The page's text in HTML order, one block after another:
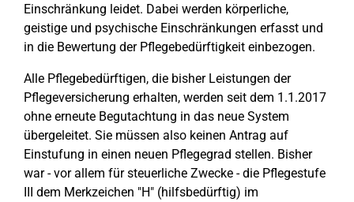
Einschränkung leidet. Dabei werden körperliche,
geistige und psychische Einschränkungen erfasst und
in die Bewertung der Pflegebedürftigkeit einbezogen.
Alle Pflegebedürftigen, die bisher Leistungen der
Pflegeversicherung erhalten, werden seit dem 1.1.2017
ohne erneute Begutachtung in das neue System
übergeleitet. Sie müssen also keinen Antrag auf
Einstufung in einen neuen Pflegegrad stellen. Bisher
war - vor allem für steuerliche Zwecke - die Pflegestufe
III dem Merkzeichen "H" (hilfsbedürftig) im